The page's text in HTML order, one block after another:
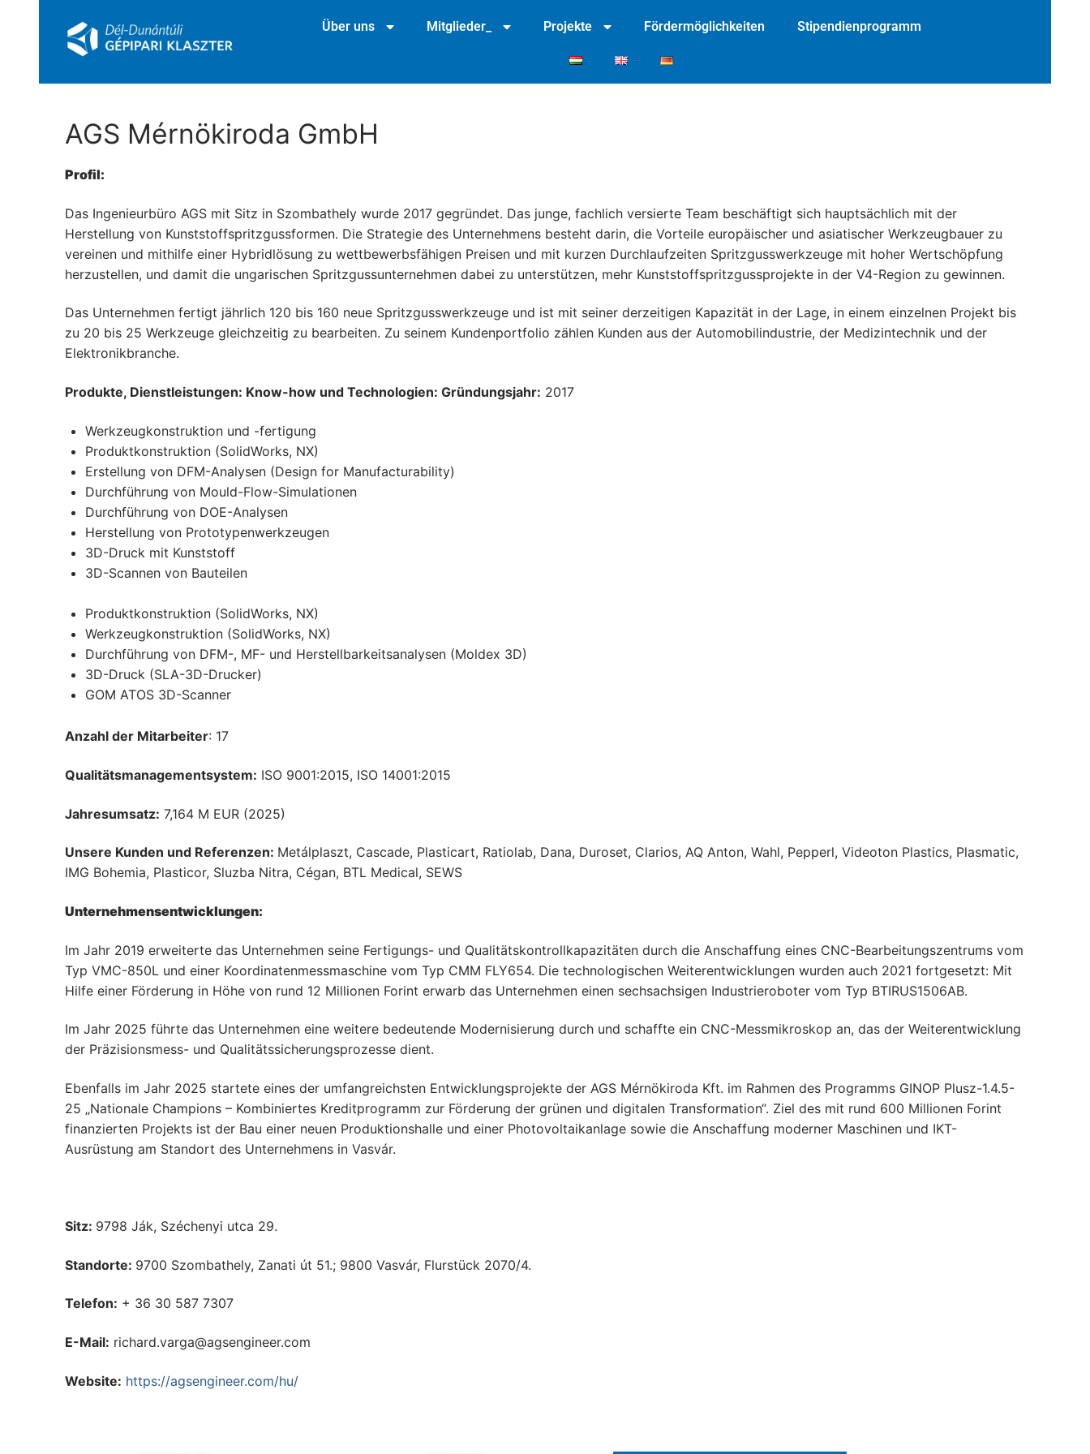
Über uns Mitglieder_ Projekte Fördermöglichkeiten Stipendienprogramm
AGS Mérnökiroda GmbH
Profil:
Das Ingenieurbüro AGS mit Sitz in Szombathely wurde 2017 gegründet. Das junge, fachlich versierte Team beschäftigt sich hauptsächlich mit der
Herstellung von Kunststoffspritzgussformen. Die Strategie des Unternehmens besteht darin, die Vorteile europäischer und asiatischer Werkzeugbauer zu
vereinen und mithilfe einer Hybridlösung zu wettbewerbsfähigen Preisen und mit kurzen Durchlaufzeiten Spritzgusswerkzeuge mit hoher Wertschöpfung
herzustellen, und damit die ungarischen Spritzgussunternehmen dabei zu unterstützen, mehr Kunststoffspritzgussprojekte in der V4-Region zu gewinnen.
Das Unternehmen fertigt jährlich 120 bis 160 neue Spritzgusswerkzeuge und ist mit seiner derzeitigen Kapazität in der Lage, in einem einzelnen Projekt bis
zu 20 bis 25 Werkzeuge gleichzeitig zu bearbeiten. Zu seinem Kundenportfolio zählen Kunden aus der Automobilindustrie, der Medizintechnik und der
Elektronikbranche.
Produkte, Dienstleistungen: Know-how und Technologien: Gründungsjahr: 2017
Werkzeugkonstruktion und -fertigung
Produktkonstruktion (SolidWorks, NX)
Erstellung von DFM-Analysen (Design for Manufacturability)
Durchführung von Mould-Flow-Simulationen
Durchführung von DOE-Analysen
Herstellung von Prototypenwerkzeugen
3D-Druck mit Kunststoff
3D-Scannen von Bauteilen
Produktkonstruktion (SolidWorks, NX)
Werkzeugkonstruktion (SolidWorks, NX)
Durchführung von DFM-, MF- und Herstellbarkeitsanalysen (Moldex 3D)
3D-Druck (SLA-3D-Drucker)
GOM ATOS 3D-Scanner
Anzahl der Mitarbeiter: 17
Qualitätsmanagementsystem: ISO 9001:2015, ISO 14001:2015
Jahresumsatz: 7,164 M EUR (2025)
Unsere Kunden und Referenzen: Metálplaszt, Cascade, Plasticart, Ratiolab, Dana, Duroset, Clarios, AQ Anton, Wahl, Pepperl, Videoton Plastics, Plasmatic,
IMG Bohemia, Plasticor, Sluzba Nitra, Cégan, BTL Medical, SEWS
Unternehmensentwicklungen:
Im Jahr 2019 erweiterte das Unternehmen seine Fertigungs- und Qualitätskontrollkapazitäten durch die Anschaffung eines CNC-Bearbeitungszentrums vom
Typ VMC-850L und einer Koordinatenmessmaschine vom Typ CMM FLY654. Die technologischen Weiterentwicklungen wurden auch 2021 fortgesetzt: Mit
Hilfe einer Förderung in Höhe von rund 12 Millionen Forint erwarb das Unternehmen einen sechsachsigen Industrieroboter vom Typ BTIRUS1506AB.
Im Jahr 2025 führte das Unternehmen eine weitere bedeutende Modernisierung durch und schaffte ein CNC-Messmikroskop an, das der Weiterentwicklung
der Präzisionsmess- und Qualitätssicherungsprozesse dient.
Ebenfalls im Jahr 2025 startete eines der umfangreichsten Entwicklungsprojekte der AGS Mérnökiroda Kft. im Rahmen des Programms GINOP Plusz-1.4.5-
25 „Nationale Champions – Kombiniertes Kreditprogramm zur Förderung der grünen und digitalen Transformation“. Ziel des mit rund 600 Millionen Forint
finanzierten Projekts ist der Bau einer neuen Produktionshalle und einer Photovoltaikanlage sowie die Anschaffung moderner Maschinen und IKT-
Ausrüstung am Standort des Unternehmens in Vasvár.
Sitz: 9798 Ják, Széchenyi utca 29.
Standorte: 9700 Szombathely, Zanati út 51.; 9800 Vasvár, Flurstück 2070/4.
Telefon: + 36 30 587 7307
E-Mail: richard.varga@agsengineer.com
Website: https://agsengineer.com/hu/